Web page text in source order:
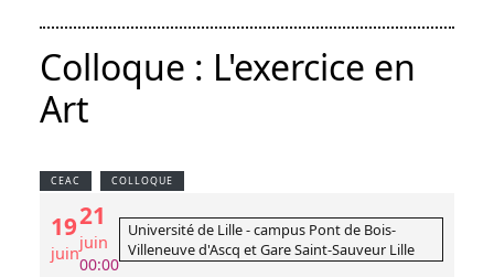
Colloque : L'exercice en
Art
CEAC COLLOQUE
19
juin
21
juin
00:00
Université de Lille - campus Pont de Bois-
Villeneuve d'Ascq et Gare Saint-Sauveur Lille